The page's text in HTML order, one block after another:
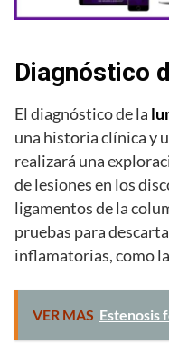
Diagnóstico
El diagnóstico de la
una historia clínica y
realizará una
de lesiones en los
ligamentos de la
pruebas para
inflamatorias, como
VER MAS Estenosis